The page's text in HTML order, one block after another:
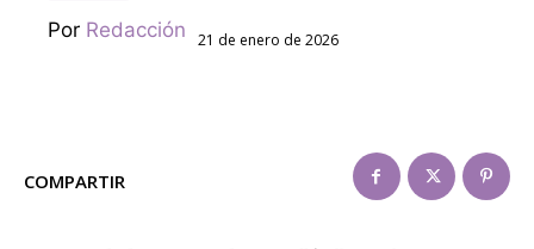
Por Redacción 21 de enero de 2026
COMPARTIR